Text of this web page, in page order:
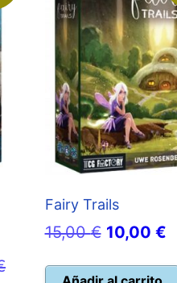
Fairy Trails
15,00€ El
10,00 €El